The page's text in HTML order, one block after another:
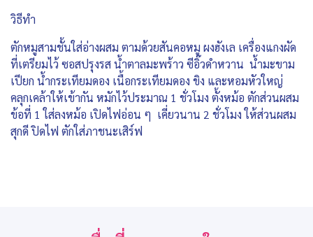
วิธีทำ
ตักหมูสามชั้นใส่อ่างผสม ตามด้วยสันคอหมู ผงฮังเล เครื่องแกงผัด
ที่เตรียมไว้ ซอสปรุงรส น้ำตาลมะพร้าว ซีอิ๊วดำหวาน น้ำมะขาม
เปียก น้ำกระเทียมดอง เนื้อกระเทียมดอง ขิง และหอมหัวใหญ่
คลุกเคล้าให้เข้ากัน หมักไว้ประมาณ 1 ชั่วโมง ตั้งหม้อ ตักส่วนผสม
ข้อที่ 1 ใส่ลงหม้อ เปิดไฟอ่อน ๆ เคี่ยวนาน 2 ชั่วโมง ให้ส่วนผสม
สุกดี ปิดไฟ ตักใส่ภาชนะเสิร์ฟ